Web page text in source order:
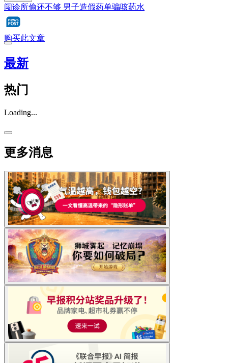
闯诊所偷还不够 男子造假药单骗咳药水
购买此文章
最新
热门
Loading...
更多消息